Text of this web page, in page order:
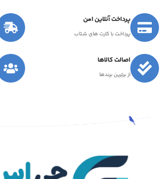
پرداخت آنلاین امن
پرداخت با کارت های شتاب
اصالت کالاها
از برترین برندها